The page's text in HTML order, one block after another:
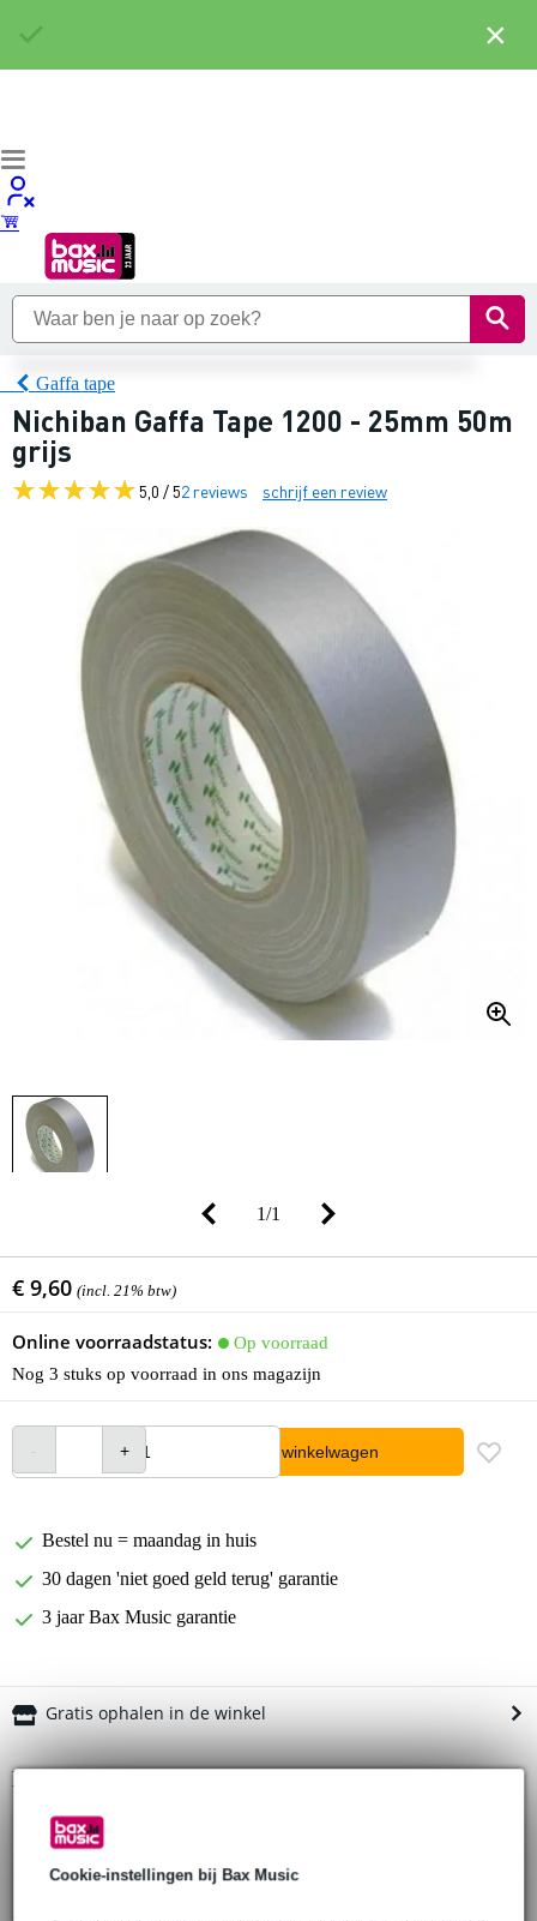
Cookie-instellingen bij Bax Music
Gaffa tape
Nichiban Gaffa Tape 1200 - 25mm 50m
grijs
5,0 / 52 reviews schrijf een review
1/1
€ 9,60 (incl. 21% btw)
Online voorraadstatus:
Op voorraad
Nog 3 stuks op voorraad in ons magazijn
In winkelwagen
Bestel nu = maandag in huis
30 dagen 'niet goed geld terug' garantie
3 jaar Bax Music garantie
Gratis ophalen in de winkel
Productinformatie
breedte rol: 25 mm
lengte rol: 50 meter
kleur: grijs
×